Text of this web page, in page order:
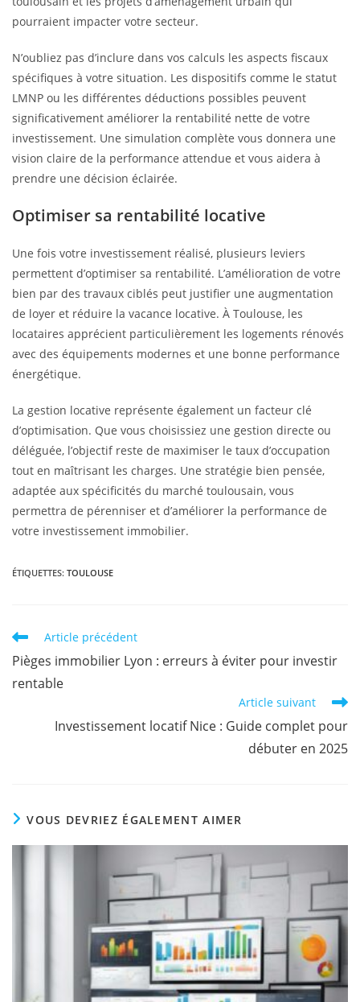
pourraient impacter votre secteur.
N’oubliez pas d’inclure dans vos calculs les aspects fiscaux
spécifiques à votre situation. Les dispositifs comme le statut
LMNP ou les différentes déductions possibles peuvent
significativement améliorer la rentabilité nette de votre
investissement. Une simulation complète vous donnera une
vision claire de la performance attendue et vous aidera à
prendre une décision éclairée.
Optimiser sa rentabilité locative
Une fois votre investissement réalisé, plusieurs leviers
permettent d’optimiser sa rentabilité. L’amélioration de votre
bien par des travaux ciblés peut justifier une augmentation
de loyer et réduire la vacance locative. À Toulouse, les
locataires apprécient particulièrement les logements rénovés
avec des équipements modernes et une bonne performance
énergétique.
La gestion locative représente également un facteur clé
d’optimisation. Que vous choisissiez une gestion directe ou
déléguée, l’objectif reste de maximiser le taux d’occupation
tout en maîtrisant les charges. Une stratégie bien pensée,
adaptée aux spécificités du marché toulousain, vous
permettra de pérenniser et d’améliorer la performance de
votre investissement immobilier.
ÉTIQUETTES: TOULOUSE
Article précédent
Pièges immobilier Lyon : erreurs à éviter pour investir
rentable
Article suivant
Investissement locatif Nice : Guide complet pour
débuter en 2025
VOUS DEVRIEZ ÉGALEMENT AIMER